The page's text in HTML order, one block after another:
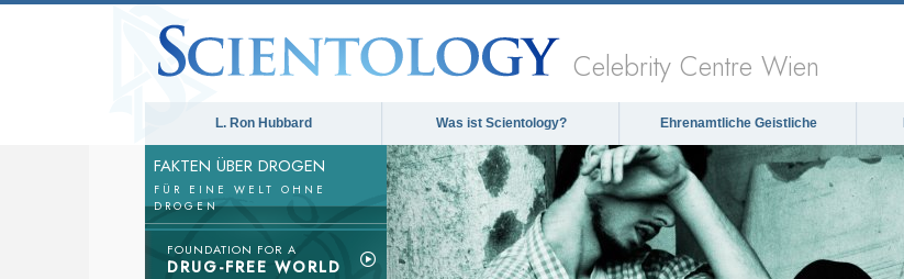
Celebrity Centre Wien
L. Ron Hubbard Was ist Scientology? Ehrenamtliche Geistliche
FAKTEN ÜBER DROGEN
FÜR EINE WELT OHNE
DROGEN
FOUNDATION FOR A
DRUG-FREE WORLD